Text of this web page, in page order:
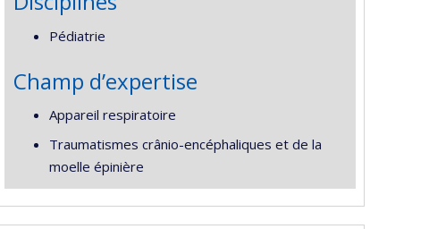
Pédiatrie
Champ d’expertise
Appareil respiratoire
Traumatismes crânio-encéphaliques et de la
moelle épinière